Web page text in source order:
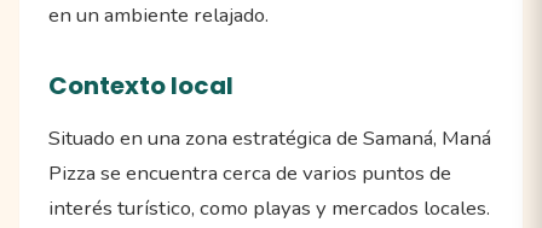
en un ambiente relajado.
Contexto local
Situado en una zona estratégica de Samaná, Maná
Pizza se encuentra cerca de varios puntos de
interés turístico, como playas y mercados locales.